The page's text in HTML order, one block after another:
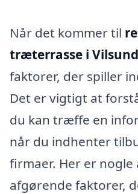
Når det kommer til
træterrasse i
faktorer, der spiller
Det er vigtigt at
du kan træffe en
når du indhenter
firmaer. Her er nogle
afgørende faktorer,